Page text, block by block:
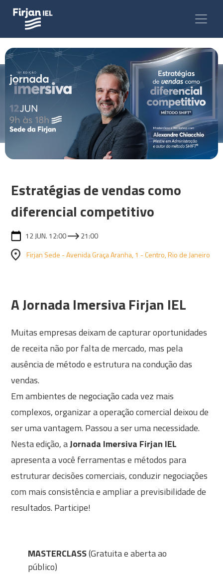
Estratégias de vendas como
diferencial competitivo
12 JUN. 12:00
21:00
Firjan Sede - Avenida Graça Aranha, 1 - Centro, Rio de Janeiro
A Jornada Imersiva Firjan IEL
Muitas empresas deixam de capturar oportunidades
de receita não por falta de mercado, mas pela
ausência de método e estrutura na condução das
vendas.
Em ambientes de negociação cada vez mais
complexos, organizar a operação comercial deixou de
ser uma vantagem. Passou a ser uma necessidade.
Nesta edição, aJornada Imersiva Firjan IEL
apresenta a você ferramentas e métodos para
estruturar decisões comerciais, conduzir negociações
com mais consistência e ampliar a previsibilidade de
resultados. Participe!
MASTERCLASS(Gratuita e aberta ao
público)